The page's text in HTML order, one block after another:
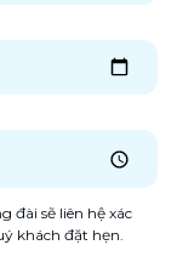
đài sẽ liên hệ xác
khách đặt hẹn.